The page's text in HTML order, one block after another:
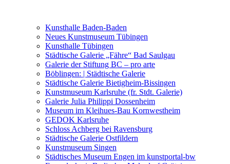
Was seither geschah
Kunstwettbewerbe, Ausschreibungen für Künstler
Kunsthalle Baden-Baden
Neues Kunstmuseum Tübingen
Kunsthalle Tübingen
Städtische Galerie „Fähre“ Bad Saulgau
Galerie der Stiftung BC – pro arte
Böblingen: | Städtische Galerie
Städtische Galerie Bietigheim-Bissingen
Kunstmuseum Karlsruhe (fr. Stdt. Galerie)
Galerie Julia Philippi Dossenheim
Museum im Kleihues-Bau Kornwestheim
GEDOK Karlsruhe
Schloss Achberg bei Ravensburg
Städtische Galerie Ostfildern
Kunstmuseum Singen
Städtisches Museum Engen im kunstportal-bw